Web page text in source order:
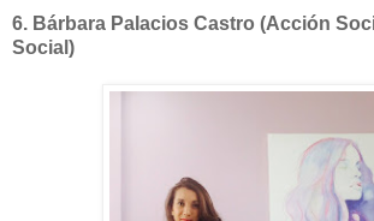
6. Bárbara Palacios Castro (Acción
Social)